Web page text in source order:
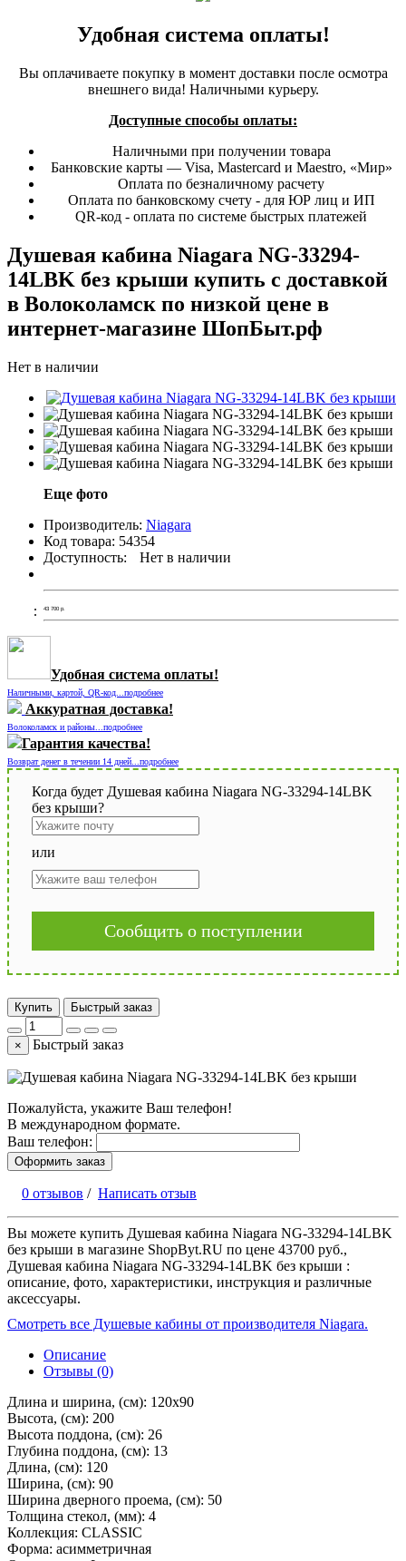
Удобная система оплаты!
Вы оплачиваете покупку в момент доставки после осмотра
внешнего вида! Наличными курьеру.
Доступные способы оплаты:
Наличными при получении товара
Банковские карты — Visa, Mastercard и Maestro, «Мир»
Оплата по безналичному расчету
Оплата по банковскому счету - для ЮР лиц и ИП
QR-код - оплата по системе быстрых платежей
Душевая кабина Niagara NG-33294-
14LBK без крыши купить с доставкой
в Волоколамск по низкой цене в
интернет-магазине ШопБыт.рф
Нет в наличии
Еще фото
Производитель: Niagara
Код товара: 54354
Доступность:
Нет в наличии
43 700 р.
Удобная система оплаты!
Наличными, картой, QR-код...подробнее
Аккуратная доставка!
Волоколамск и районы...подробнее
Гарантия качества!
Возврат денег в течении 14 дней...подробнее
Когда будет Душевая кабина Niagara NG-33294-14LBK
без крыши?
или
Сообщить о поступлении
Купить Быстрый заказ
× Быстрый заказ
Пожалуйста, укажите Ваш телефон!
В международном формате.
Ваш телефон:
Оформить заказ
0 отзывов / Написать отзыв
Вы можете купить Душевая кабина Niagara NG-33294-14LBK
без крыши в магазине ShopByt.RU по цене 43700 руб.,
Душевая кабина Niagara NG-33294-14LBK без крыши :
описание, фото, характеристики, инструкция и различные
аксессуары.
Смотреть все Душевые кабины от производителя Niagara.
Описание
Отзывы (0)
Длина и ширина, (см): 120x90
Высота, (см): 200
Высота поддона, (см): 26
Глубина поддона, (см): 13
Длина, (см): 120
Ширина, (см): 90
Ширина дверного проема, (см): 50
Толщина стекол, (мм): 4
Коллекция: CLASSIC
Форма: асимметричная